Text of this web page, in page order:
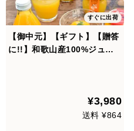
すぐに出荷
【御中元】【ギフト】【贈答
に!!】和歌山産100%ジュー
¥3,980
送料 ¥864